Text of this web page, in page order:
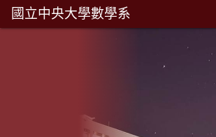
國立中央大學數學系